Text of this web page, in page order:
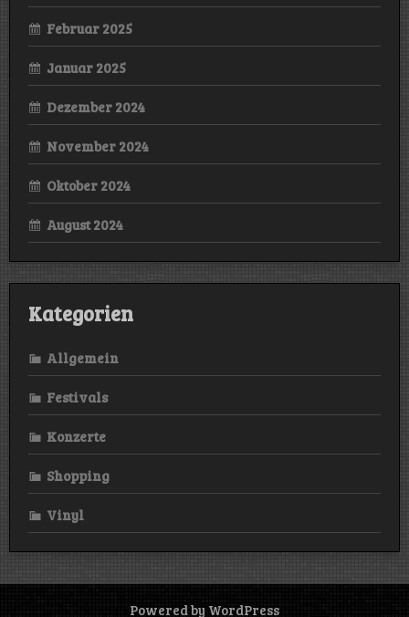
Februar 2025
Januar 2025
Dezember 2024
November 2024
Oktober 2024
August 2024
Kategorien
Allgemein
Festivals
Konzerte
Shopping
Vinyl
Powered by WordPress